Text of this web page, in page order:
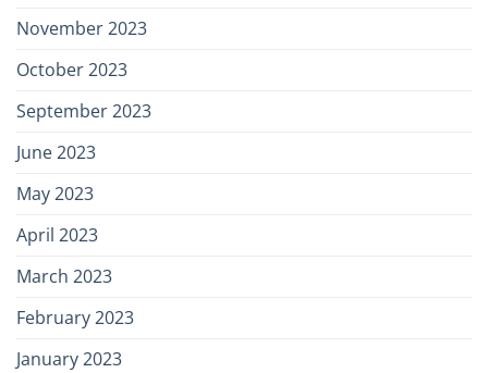
November 2023
October 2023
September 2023
June 2023
May 2023
April 2023
March 2023
February 2023
January 2023